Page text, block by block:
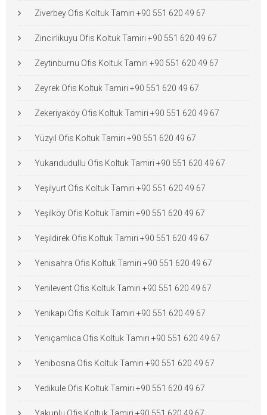
Ziverbey Ofis Koltuk Tamiri +90 551 620 49 67
Zincirlikuyu Ofis Koltuk Tamiri +90 551 620 49 67
Zeytinburnu Ofis Koltuk Tamiri +90 551 620 49 67
Zeyrek Ofis Koltuk Tamiri +90 551 620 49 67
Zekeriyaköy Ofis Koltuk Tamiri +90 551 620 49 67
Yüzyıl Ofis Koltuk Tamiri +90 551 620 49 67
Yukarıdudullu Ofis Koltuk Tamiri +90 551 620 49 67
Yeşilyurt Ofis Koltuk Tamiri +90 551 620 49 67
Yeşilköy Ofis Koltuk Tamiri +90 551 620 49 67
Yeşildirek Ofis Koltuk Tamiri +90 551 620 49 67
Yenisahra Ofis Koltuk Tamiri +90 551 620 49 67
Yenilevent Ofis Koltuk Tamiri +90 551 620 49 67
Yenikapı Ofis Koltuk Tamiri +90 551 620 49 67
Yeniçamlıca Ofis Koltuk Tamiri +90 551 620 49 67
Yenibosna Ofis Koltuk Tamiri +90 551 620 49 67
Yedikule Ofis Koltuk Tamiri +90 551 620 49 67
Yakuplu Ofis Koltuk Tamiri +90 551 620 49 67